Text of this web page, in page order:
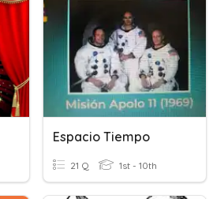
Espacio Tiempo
21 Q 1st - 10th